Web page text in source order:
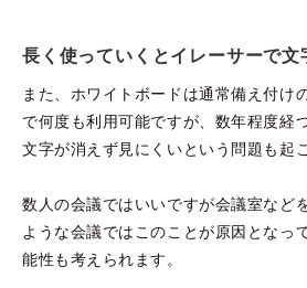
長く使っていくとイレーサーで文
また、ホワイトボードは通常備え付け
で何度も利用可能ですが、数年程度経
文字が消えず見にくいという問題も起
数人の会議ではいいですが会議室など
ような会議ではこのことが原因となっ
能性も考えられます。